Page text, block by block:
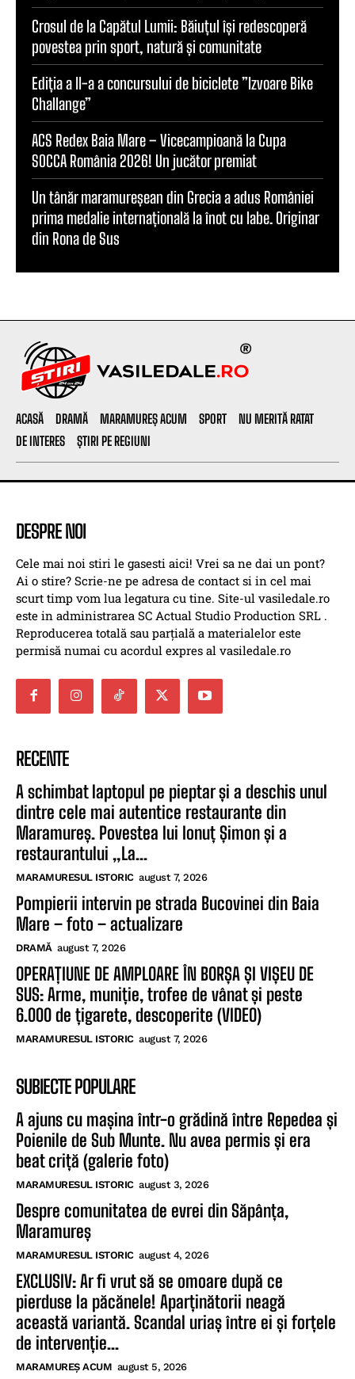
Crosul de la Capătul Lumii: Băiuțul își redescoperă
povestea prin sport, natură și comunitate
Ediția a II-a a concursului de biciclete ”Izvoare Bike
Challange”
ACS Redex Baia Mare – Vicecampioană la Cupa
SOCCA România 2026! Un jucător premiat
Un tânăr maramureșean din Grecia a adus României
prima medalie internațională la înot cu labe. Originar
din Rona de Sus
ACASĂ DRAMĂ MARAMUREȘ ACUM SPORT
NU MERITĂ RATAT
DE INTERES
ȘTIRI PE REGIUNI
DESPRE NOI
Cele mai noi stiri le gasesti aici! Vrei sa ne dai un pont?
Ai o stire? Scrie-ne pe adresa de contact si in cel mai
scurt timp vom lua legatura cu tine. Site-ul vasiledale.ro
este in administrarea SC Actual Studio Production SRL .
Reproducerea totală sau parțială a materialelor este
permisă numai cu acordul expres al vasiledale.ro
RECENTE
A schimbat laptopul pe pieptar și a deschis unul
dintre cele mai autentice restaurante din
Maramureș. Povestea lui Ionuț Șimon și a
restaurantului „La...
MARAMURESUL ISTORIC august 7, 2026
Pompierii intervin pe strada Bucovinei din Baia
Mare – foto – actualizare
DRAMĂ august 7, 2026
OPERAȚIUNE DE AMPLOARE ÎN BORȘA ȘI VIȘEU DE
SUS: Arme, muniție, trofee de vânat și peste
6.000 de țigarete, descoperite (VIDEO)
MARAMURESUL ISTORIC august 7, 2026
SUBIECTE POPULARE
A ajuns cu mașina într-o grădină între Repedea și
Poienile de Sub Munte. Nu avea permis și era
beat criță (galerie foto)
MARAMURESUL ISTORIC august 3, 2026
Despre comunitatea de evrei din Săpânța,
Maramureș
MARAMURESUL ISTORIC august 4, 2026
EXCLUSIV: Ar fi vrut să se omoare după ce
pierduse la păcănele! Aparținătorii neagă
această variantă. Scandal uriaș între ei și forțele
de intervenție...
MARAMUREȘ ACUM august 5, 2026